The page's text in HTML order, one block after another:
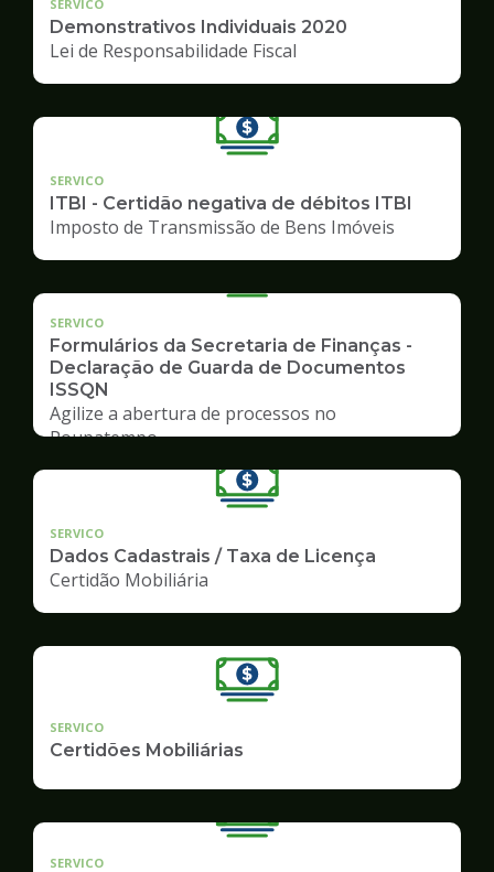
SERVICO
Demonstrativos Individuais 2020
Lei de Responsabilidade Fiscal
SERVICO
ITBI - Certidão negativa de débitos ITBI
Imposto de Transmissão de Bens Imóveis
SERVICO
Formulários da Secretaria de Finanças -
Declaração de Guarda de Documentos
ISSQN
Agilize a abertura de processos no
Poupatempo
SERVICO
Dados Cadastrais / Taxa de Licença
Certidão Mobiliária
SERVICO
Certidões Mobiliárias
SERVICO